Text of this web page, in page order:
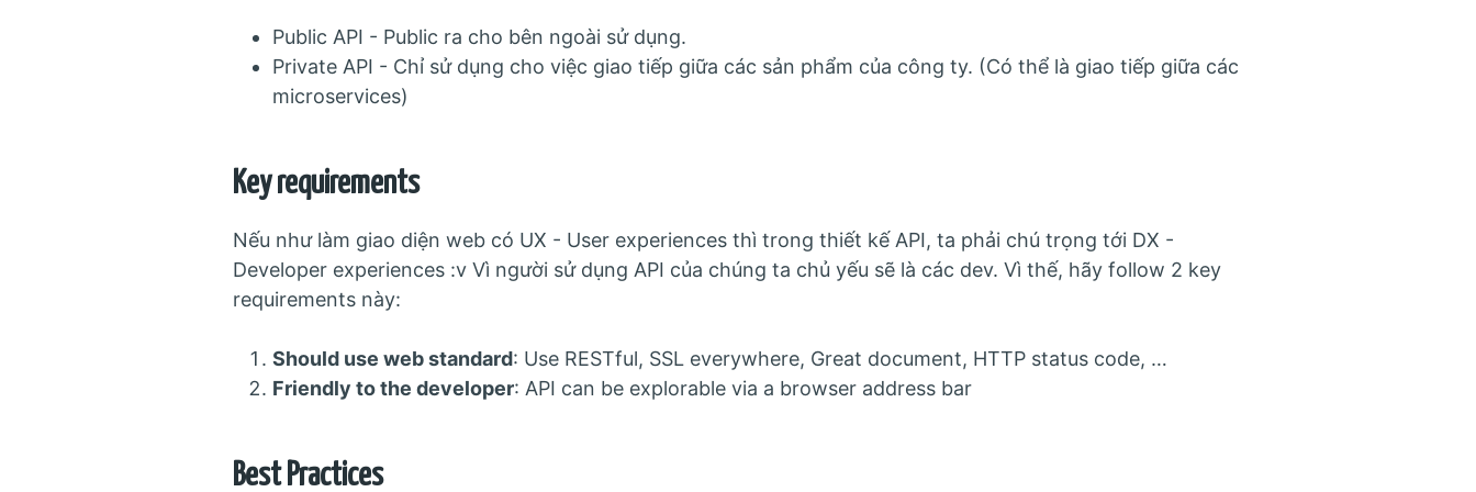
Public API - Public ra cho bên ngoài sử dụng.
Private API - Chỉ sử dụng cho việc giao tiếp giữa các sản phẩm của công ty. (Có thể là giao tiếp giữa các
microservices)
Key requirements
Nếu như làm giao diện web có UX - User experiences thì trong thiết kế API, ta phải chú trọng tới DX -
Developer experiences :v Vì người sử dụng API của chúng ta chủ yếu sẽ là các dev. Vì thế, hãy follow 2 key
requirements này:
Should use web standard: Use RESTful, SSL everywhere, Great document, HTTP status code, …
Friendly to the developer: API can be explorable via a browser address bar
Best Practices